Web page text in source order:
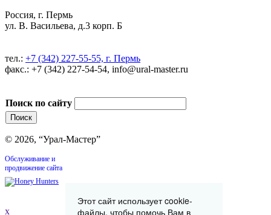
Россия, г. Пермь
ул. В. Васильева, д.3 корп. Б
тел.: +7 (342) 227-55-55, г. Пермь
факс.: +7 (342) 227-54-54, info@ural-master.ru
Поиск по сайту
© 2026, “Урал-Мастер”
Обслуживание и
продвижение сайта
x
Этот сайт использует cookie-
файлы, чтобы помочь Вам в